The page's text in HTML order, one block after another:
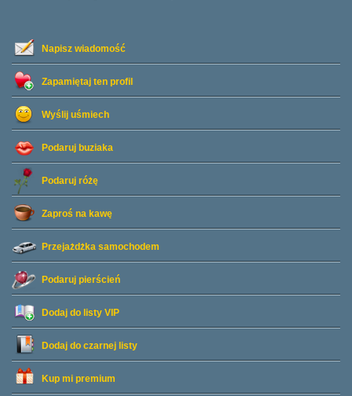
Napisz wiadomość
Zapamiętaj ten profil
Wyślij uśmiech
Podaruj buziaka
Podaruj różę
Zaproś na kawę
Przejażdżka samochodem
Podaruj pierścień
Dodaj do listy VIP
Dodaj do czarnej listy
Kup mi premium